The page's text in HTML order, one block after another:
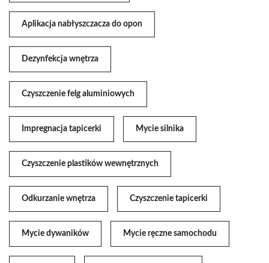
Aplikacja nabłyszczacza do opon
Dezynfekcja wnętrza
Czyszczenie felg aluminiowych
Impregnacja tapicerki Mycie silnika
Czyszczenie plastików wewnętrznych
Odkurzanie wnętrza Czyszczenie tapicerki
Mycie dywaników Mycie ręczne samochodu